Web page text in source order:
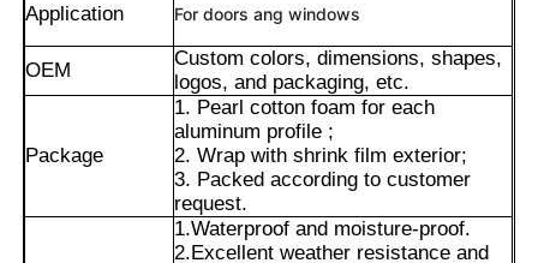
Application For doors ang windows
OEM
Custom colors, dimensions, shapes,
logos, and packaging, etc.
Package
1. Pearl cotton foam for each
aluminum profile ;
2. Wrap with shrink film exterior;
3. Packed according to customer
request.
1.Waterproof and moisture-proof.
2.Excellent weather resistance and